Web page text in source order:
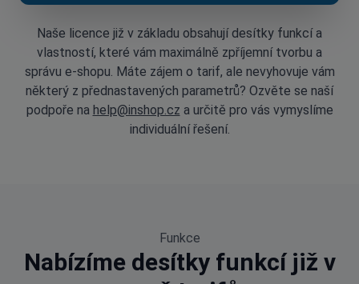
Naše licence již v základu obsahují desítky funkcí a
vlastností, které vám maximálně zpříjemní tvorbu a
správu e-shopu. Máte zájem o tarif, ale nevyhovuje vám
některý z přednastavených parametrů? Ozvěte se naší
podpoře na help@inshop.cz a určitě pro vás vymyslíme
individuální řešení.
Funkce
Nabízíme desítky funkcí již v